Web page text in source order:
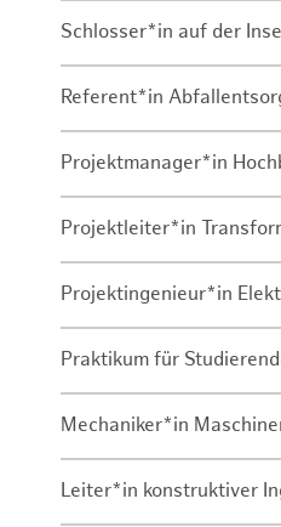
Schlosser*in auf der
Referent*in
Projektmanager*in
Projektleiter*in
Projektingenieur*in
Praktikum für
Mechaniker*in
Leiter*in konstruktiver